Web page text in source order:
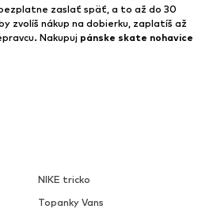
NIKE tricko
Topanky Vans
zaslať späť, a to až do 30
zvolíš nákup na dobierku, zaplatíš až
Nakupuj pánske skate nohavice